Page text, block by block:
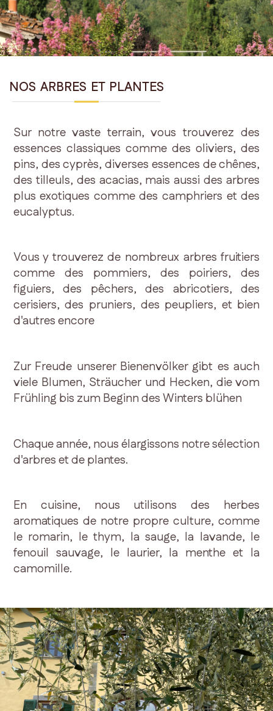
NOS ARBRES ET PLANTES
Sur notre vaste terrain, vous trouverez des
essences classiques comme des oliviers, des
pins, des cyprès, diverses essences de chênes,
des tilleuls, des acacias, mais aussi des arbres
plus exotiques comme des camphriers et des
eucalyptus.
Vous y trouverez de nombreux arbres fruitiers
comme des pommiers, des poiriers, des
figuiers, des pêchers, des abricotiers, des
cerisiers, des pruniers, des peupliers, et bien
d'autres encore
Zur Freude unserer Bienenvölker gibt es auch
viele Blumen, Sträucher und Hecken, die vom
Frühling bis zum Beginn des Winters blühen
Chaque année, nous élargissons notre sélection
d'arbres et de plantes.
En cuisine, nous utilisons des herbes
aromatiques de notre propre culture, comme
le romarin, le thym, la sauge, la lavande, le
fenouil sauvage, le laurier, la menthe et la
camomille.